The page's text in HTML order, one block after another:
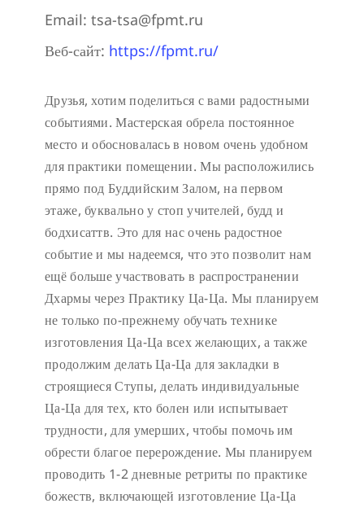
Email: tsa-tsa@fpmt.ru
Веб-сайт: https://fpmt.ru/
Друзья, хотим поделиться с вами радостными
событиями. Мастерская обрела постоянное
место и обосновалась в новом очень удобном
для практики помещении. Мы расположились
прямо под Буддийским Залом, на первом
этаже, буквально у стоп учителей, будд и
бодхисаттв. Это для нас очень радостное
событие и мы надеемся, что это позволит нам
ещё больше участвовать в распространении
Дхармы через Практику Ца-Ца. Мы планируем
не только по-прежнему обучать технике
изготовления Ца-Ца всех желающих, а также
продолжим делать Ца-Ца для закладки в
строящиеся Ступы, делать индивидуальные
Ца-Ца для тех, кто болен или испытывает
трудности, для умерших, чтобы помочь им
обрести благое перерождение. Мы планируем
проводить 1-2 дневные ретриты по практике
божеств, включающей изготовление Ца-Ца